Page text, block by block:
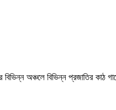
অঞ্চলে বিভিন্ন প্রজাতির